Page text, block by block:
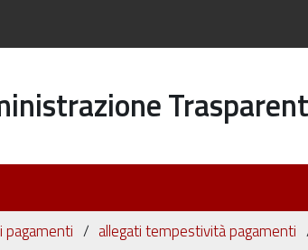
allegati tempestività pagamenti